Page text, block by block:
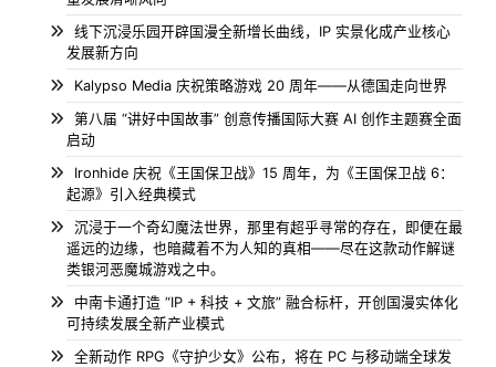
线下沉浸乐园开辟国漫全新增长曲线，IP 实景化成产业核心
发展新方向
Kalypso Media 庆祝策略游戏 20 周年——从德国走向世界
第八届 “讲好中国故事” 创意传播国际大赛 AI 创作主题赛全面
启动
Ironhide 庆祝《王国保卫战》15 周年，为《王国保卫战 6：
起源》引入经典模式
沉浸于一个奇幻魔法世界，那里有超乎寻常的存在，即便在最
遥远的边缘，也暗藏着不为人知的真相——尽在这款动作解谜
类银河恶魔城游戏之中。
中南卡通打造 “IP + 科技 + 文旅” 融合标杆，开创国漫实体化
可持续发展全新产业模式
全新动作 RPG《守护少女》公布，将在 PC 与移动端全球发